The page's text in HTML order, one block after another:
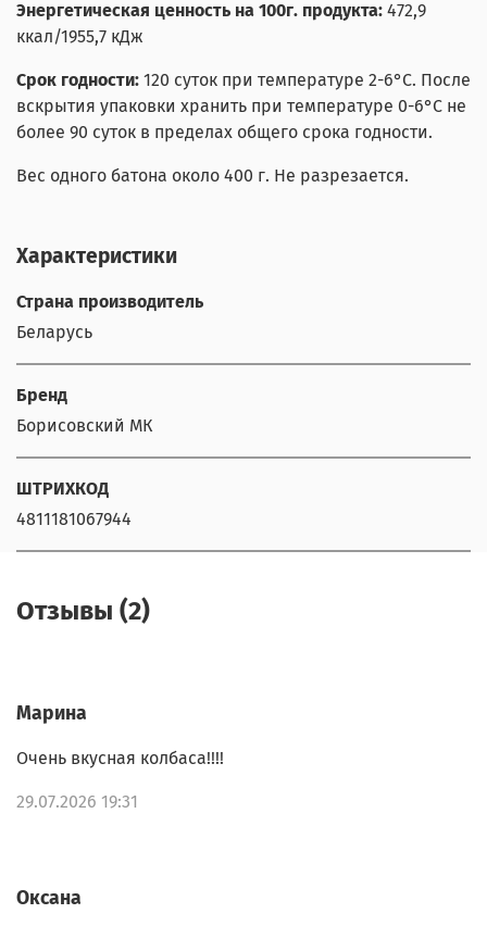
Энергетическая ценность на 100г. продукта: 472,9
ккал/1955,7 кДж
Срок годности: 120 суток при температуре 2-6°С. После
вскрытия упаковки хранить при температуре 0-6°С не
более 90 суток в пределах общего срока годности.
Вес одного батона около 400 г. Не разрезается.
Характеристики
Страна производитель
Беларусь
Бренд
Борисовский МК
ШТРИХКОД
4811181067944
Отзывы (2)
Марина
Очень вкусная колбаса!!!!
29.07.2026 19:31
Оксана